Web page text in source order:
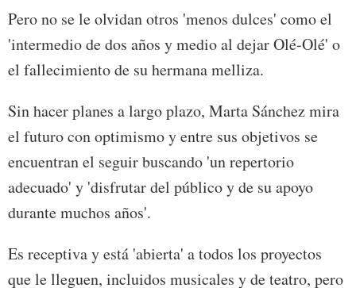
Pero no se le olvidan otros 'menos dulces' como el
'intermedio de dos años y medio al dejar Olé-Olé' o
el fallecimiento de su hermana melliza.
Sin hacer planes a largo plazo, Marta Sánchez mira
el futuro con optimismo y entre sus objetivos se
encuentran el seguir buscando 'un repertorio
adecuado' y 'disfrutar del público y de su apoyo
durante muchos años'.
Es receptiva y está 'abierta' a todos los proyectos
que le lleguen, incluidos musicales y de teatro, pero